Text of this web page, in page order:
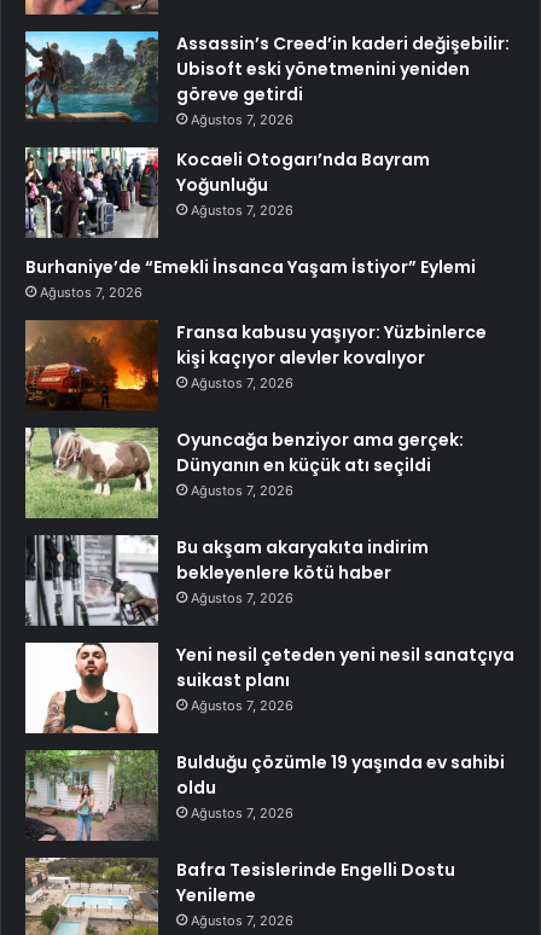
Assassin’s Creed’in kaderi değişebilir:
Ubisoft eski yönetmenini yeniden
göreve getirdi
Ağustos 7, 2026
Kocaeli Otogarı’nda Bayram
Yoğunluğu
Ağustos 7, 2026
Burhaniye’de “Emekli İnsanca Yaşam İstiyor” Eylemi
Ağustos 7, 2026
Fransa kabusu yaşıyor: Yüzbinlerce
kişi kaçıyor alevler kovalıyor
Ağustos 7, 2026
Oyuncağa benziyor ama gerçek:
Dünyanın en küçük atı seçildi
Ağustos 7, 2026
Bu akşam akaryakıta indirim
bekleyenlere kötü haber
Ağustos 7, 2026
Yeni nesil çeteden yeni nesil sanatçıya
suikast planı
Ağustos 7, 2026
Bulduğu çözümle 19 yaşında ev sahibi
oldu
Ağustos 7, 2026
Bafra Tesislerinde Engelli Dostu
Yenileme
Ağustos 7, 2026